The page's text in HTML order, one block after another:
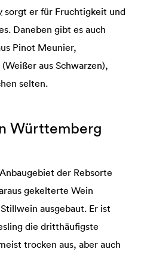
sorgt er für Fruchtigkeit und
Daneben gibt es auch
Pinot Meunier,
(Weißer aus Schwarzen),
selten.
Württemberg
der Rebsorte
gekelterte Wein
ausgebaut. Er ist
die dritthäufigste
trocken aus, aber auch